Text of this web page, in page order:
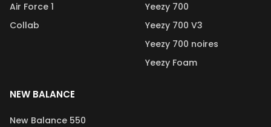
Air Force 1
Collab
Yeezy 700
Yeezy 700 V3
Yeezy 700 noires
Yeezy Foam
NEW BALANCE
New Balance 550